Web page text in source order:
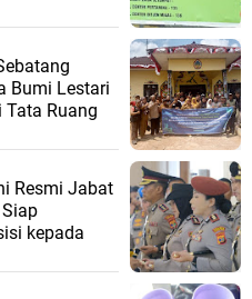
Bumi Lestari
Tata Ruang
Resmi Jabat
kepada